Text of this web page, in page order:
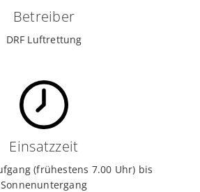
Betreiber
DRF Luftrettung
Einsatzzeit
(frühestens 7.00 Uhr) bis
Sonnenuntergang